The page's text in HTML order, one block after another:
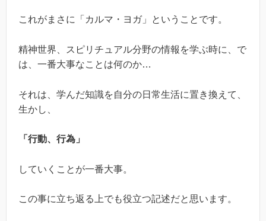
これがまさに「カルマ・ヨガ」ということです。
精神世界、スピリチュアル分野の情報を学ぶ時に、で
は、一番大事なことは何のか…
それは、学んだ知識を自分の日常生活に置き換えて、
生かし、
「行動、行為」
していくことが一番大事。
この事に立ち返る上でも役立つ記述だと思います。